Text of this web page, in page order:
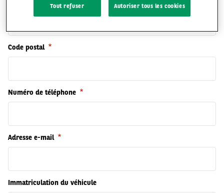
Code postal
Numéro de téléphone
Adresse e-mail
Immatriculation du véhicule
Tout refuser Autoriser tous les cookies